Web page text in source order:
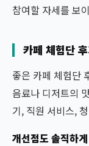
참여할 자세를 보
카페 체험단
좋은 카페 체험단
음료나 디저트의
기, 직원 서비스,
개선점도 솔직하게